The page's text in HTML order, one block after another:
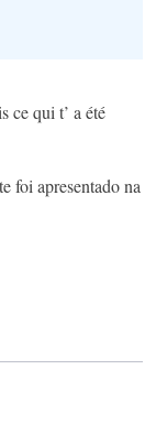
ce qui t’ a été
foi apresentado na